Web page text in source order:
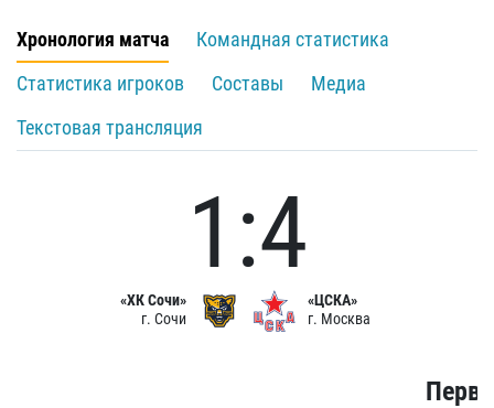
Хронология матча
Командная статистика
Статистика игроков
Составы
Медиа
Текстовая трансляция
«ХК Сочи»
г. Сочи
1:4
«ЦСКА»
г. Москва